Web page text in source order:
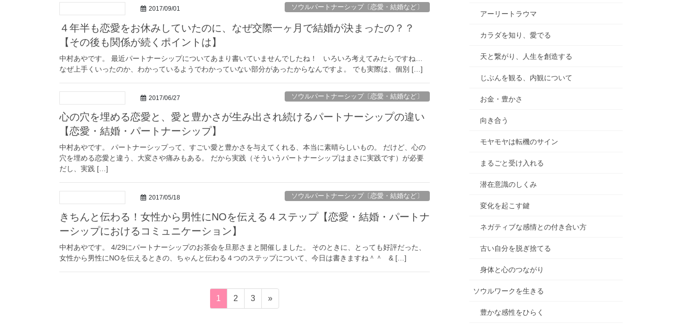
2017/09/01 ソウルパートナーシップ〔恋愛・結婚など〕
４年半も恋愛をお休みしていたのに、なぜ交際一ヶ月で結婚が決まったの？？
【その後も関係が続くポイントは】
中村あやです。 最近パートナーシップについてあまり書いていませんでしたね！ いろいろ考えてみたらですね…
なぜ上手くいったのか、わかっているようでわかっていない部分があったからなんですよ。 でも実際は、個別 […]
2017/06/27 ソウルパートナーシップ〔恋愛・結婚など〕
心の穴を埋める恋愛と、愛と豊かさが生み出され続けるパートナーシップの違い
【恋愛・結婚・パートナーシップ】
中村あやです。 パートナーシップって、すごい愛と豊かさを与えてくれる、本当に素晴らしいもの。 だけど、心の
穴を埋める恋愛と違う、大変さや痛みもある。 だから実践（そういうパートナーシップはまさに実践です）が必要
だし、実践 […]
2017/05/18 ソウルパートナーシップ〔恋愛・結婚など〕
きちんと伝わる！女性から男性にNOを伝える４ステップ【恋愛・結婚・パートナ
ーシップにおけるコミュニケーション】
中村あやです。 4/29にパートナーシップのお茶会を旦那さまと開催しました。 そのときに、とっても好評だった、
女性から男性にNOを伝えるときの、ちゃんと伝わる４つのステップについて、今日は書きますね＾＾ & […]
固
定
1
固
定
2
固
定
3 »
アーリートラウマ
カラダを知り、愛でる
天と繋がり、人生を創造する
じぶんを観る、内観について
お金・豊かさ
向き合う
モヤモヤは転機のサイン
まるごと受け入れる
潜在意識のしくみ
変化を起こす鍵
ネガティブな感情との付き合い方
古い自分を脱ぎ捨てる
身体と心のつながり
ソウルワークを生きる
豊かな感性をひらく